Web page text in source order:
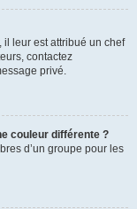
il leur est attribué un chef
contactez
privé.
couleur différente ?
d’un groupe pour les